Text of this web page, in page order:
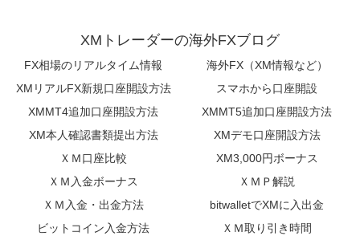
XMトレーダーの海外FXブログ
FX相場のリアルタイム情報
海外FX（XM情報など）
XMリアルFX新規口座開設方法
スマホから口座開設
XMMT4追加口座開設方法
XMMT5追加口座開設方法
XM本人確認書類提出方法
XMデモ口座開設方法
ＸＭ口座比較
XM3,000円ボーナス
ＸＭ入金ボーナス
ＸＭＰ解説
ＸＭ入金・出金方法
bitwalletでXMに入出金
ビットコイン入金方法
ＸＭ取り引き時間